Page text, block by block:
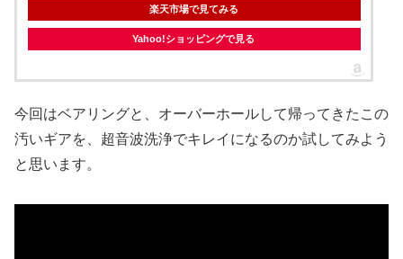
楽天市場で見てみる
Yahoo!ショッピングで見る
今回はベアリングと、オーバーホールして帰ってきたこの
汚いギアを、超音波洗浄でキレイになるのか試してみよう
と思います。